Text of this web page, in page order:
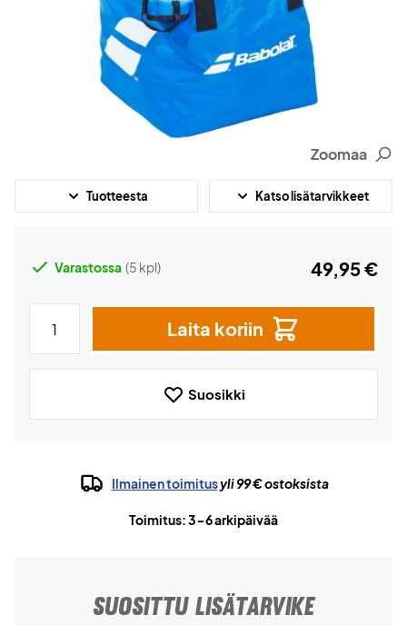
Zoomaa
Tuotteesta Katso lisätarvikkeet
Varastossa (5 kpl) 49,95 €
Laita koriin
Suosikki
Ilmainen toimitusyli 99 € ostoksista
Toimitus: 3-6 arkipäivää
SUOSITTU LISÄTARVIKE